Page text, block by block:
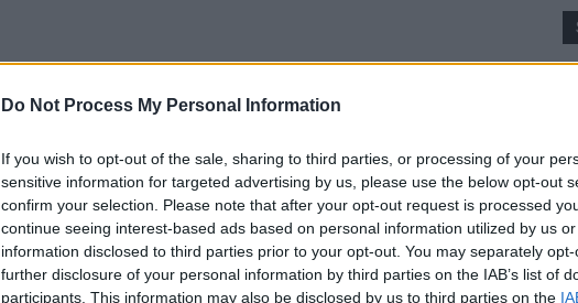
Do Not Process My Personal Information
If you wish to opt-out of the sale, sharing to third parties, or processing of your
sensitive information for targeted advertising by us, please use the below opt-out
confirm your selection. Please note that after your opt-out request is processed
continue seeing interest-based ads based on personal information utilized by us
information disclosed to third parties prior to your opt-out. You may separately
further disclosure of your personal information by third parties on the IAB’s list of
participants. This information may also be disclosed by us to third parties on the